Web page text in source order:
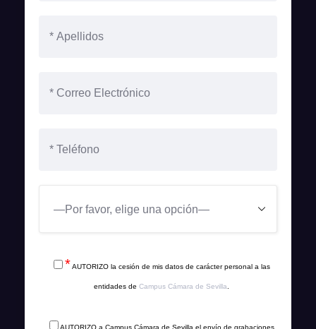
* AUTORIZO la cesión de mis datos de carácter personal a las
entidades de Campus Cámara de Sevilla
AUTORIZO a Campus Cámara de Sevilla el envío de grabaciones